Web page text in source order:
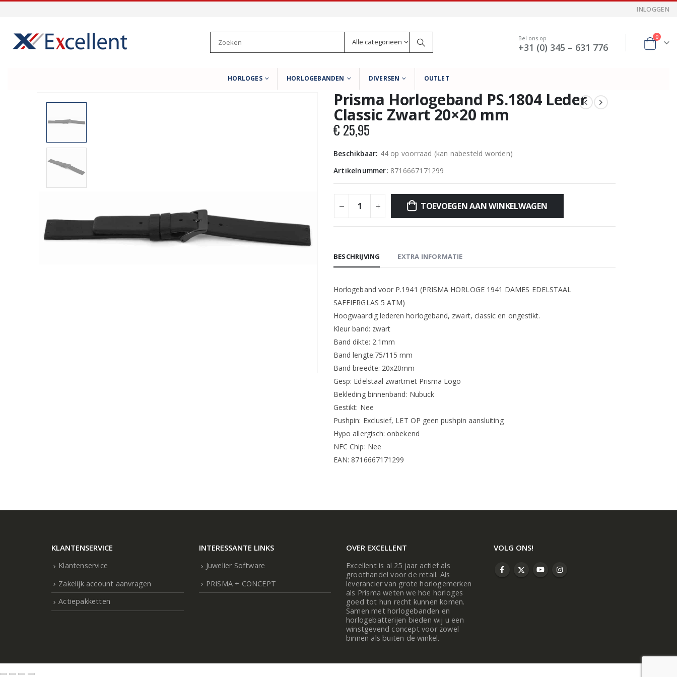
INLOGGEN
Alle categorieën Bel ons op
+31 (0) 345 – 631 776
0
HORLOGES HORLOGEBANDEN DIVERSEN OUTLET
Prisma Horlogeband PS.1804 Leder
Classic Zwart 20×20 mm
€ 25,95
Beschikbaar: 44 op voorraad (kan nabesteld worden)
Artikelnummer: 8716667171299
TOEVOEGEN AAN WINKELWAGEN
BESCHRIJVING EXTRA INFORMATIE
Horlogeband voor P.1941 (PRISMA HORLOGE 1941 DAMES EDELSTAAL
SAFFIERGLAS 5 ATM)
Hoogwaardig lederen horlogeband, zwart, classic en ongestikt.
Kleur band: zwart
Band dikte: 2.1mm
Band lengte:75/115 mm
Band breedte: 20x20mm
Gesp: Edelstaal zwartmet Prisma Logo
Bekleding binnenband: Nubuck
Gestikt: Nee
Pushpin: Exclusief, LET OP geen pushpin aansluiting
Hypo allergisch: onbekend
NFC Chip: Nee
EAN: 8716667171299
KLANTENSERVICE
Klantenservice
Zakelijk account aanvragen
Actiepakketten
INTERESSANTE LINKS
Juwelier Software
PRISMA + CONCEPT
OVER EXCELLENT
Excellent is al 25 jaar actief als
groothandel voor de retail. Als
leverancier van grote horlogemerken
als Prisma weten we hoe horloges
goed tot hun recht kunnen komen.
Samen met horlogebanden en
horlogebatterijen bieden wij u een
winstgevend concept voor zowel
binnen als buiten de winkel.
VOLG ONS!